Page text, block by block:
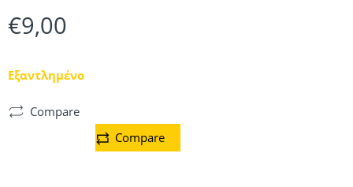
€9,00
Εξαντλημένο
Compare
Compare